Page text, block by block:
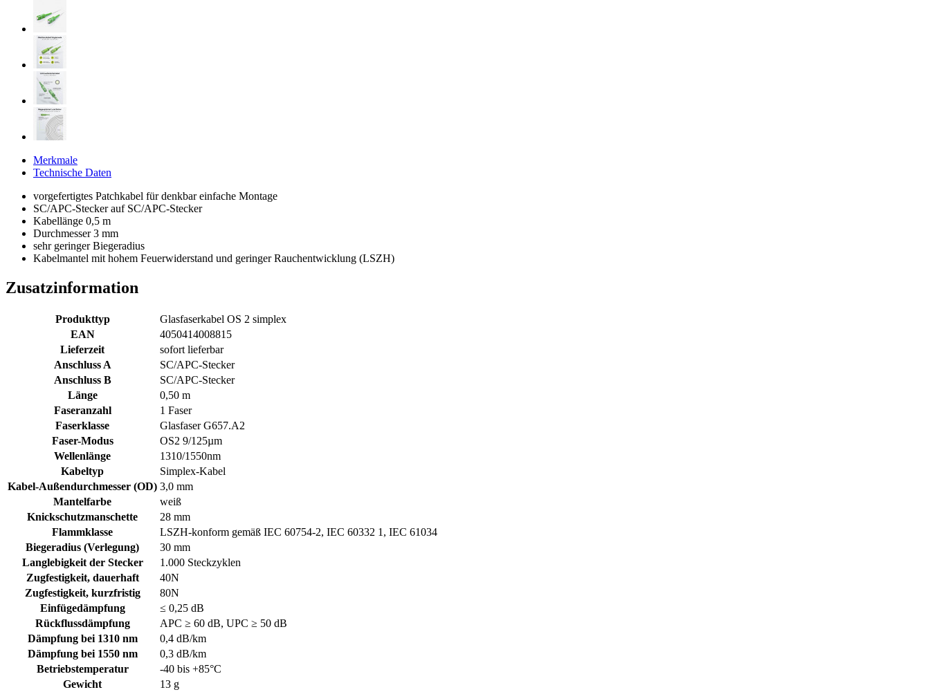
Merkmale
Technische Daten
vorgefertigtes Patchkabel für denkbar einfache Montage
SC/APC-Stecker auf SC/APC-Stecker
Kabellänge 0,5 m
Durchmesser 3 mm
sehr geringer Biegeradius
Kabelmantel mit hohem Feuerwiderstand und geringer Rauchentwicklung (LSZH)
Zusatzinformation
Produkttyp
Glasfaserkabel OS 2 simplex
EAN
4050414008815
Lieferzeit
sofort lieferbar
Anschluss A
SC/APC-Stecker
Anschluss B
SC/APC-Stecker
Länge
0,50 m
Faseranzahl
1 Faser
Faserklasse
Glasfaser G657.A2
Faser-Modus
OS2 9/125µm
Wellenlänge
1310/1550nm
Kabeltyp
Simplex-Kabel
Kabel-Außendurchmesser (OD) 3,0 mm
Mantelfarbe
weiß
Knickschutzmanschette
28 mm
Flammklasse
LSZH-konform gemäß IEC 60754-2, IEC 60332 1, IEC 61034
Biegeradius (Verlegung)
30 mm
Langlebigkeit der Stecker
1.000 Steckzyklen
Zugfestigkeit, dauerhaft
40N
Zugfestigkeit, kurzfristig
80N
Einfügedämpfung
≤ 0,25 dB
Rückflussdämpfung
APC ≥ 60 dB, UPC ≥ 50 dB
Dämpfung bei 1310 nm
0,4 dB/km
Dämpfung bei 1550 nm
0,3 dB/km
Betriebstemperatur
-40 bis +85°C
Gewicht
13 g